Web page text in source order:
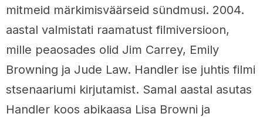
mitmeid märkimisväärseid sündmusi. 2004.
aastal valmistati raamatust filmiversioon,
mille peaosades olid Jim Carrey, Emily
Browning ja Jude Law. Handler ise juhtis filmi
stsenaariumi kirjutamist. Samal aastal asutas
Handler koos abikaasa Lisa Browni ja